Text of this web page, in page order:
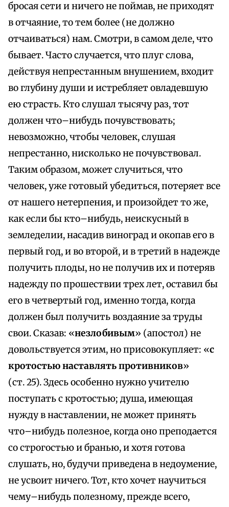
бросая сети и ничего не поймав, не приходят
в отчаяние, то тем более (не должно
отчаиваться) нам. Смотри, в самом деле, что
бывает. Часто случается, что плуг слова,
действуя непрестанным внушением, входит
во глубину души и истребляет овладевшую
ею страсть. Кто слушал тысячу раз, тот
должен что–нибудь почувствовать;
невозможно, чтобы человек, слушая
непрестанно, нисколько не почувствовал.
Таким образом, может случиться, что
человек, уже готовый убедиться, потеряет все
от нашего нетерпения, и произойдет то же,
как если бы кто–нибудь, неискусный в
земледелии, насадив виноград и окопав его в
первый год, и во второй, и в третий в надежде
получить плоды, но не получив их и потеряв
надежду по прошествии трех лет, оставил бы
его в четвертый год, именно тогда, когда
должен был получить воздаяние за труды
свои. Сказав: «незлобивым» (апостол) не
довольствуется этим, но присовокупляет: «с
кротостью наставлять противников»
(ст. 25). Здесь особенно нужно учителю
поступать с кротостью; душа, имеющая
нужду в наставлении, не может принять
что–нибудь полезное, когда оно преподается
со строгостью и бранью, и хотя готова
слушать, но, будучи приведена в недоумение,
не усвоит ничего. Тот, кто хочет научиться
чему–нибудь полезному, прежде всего,